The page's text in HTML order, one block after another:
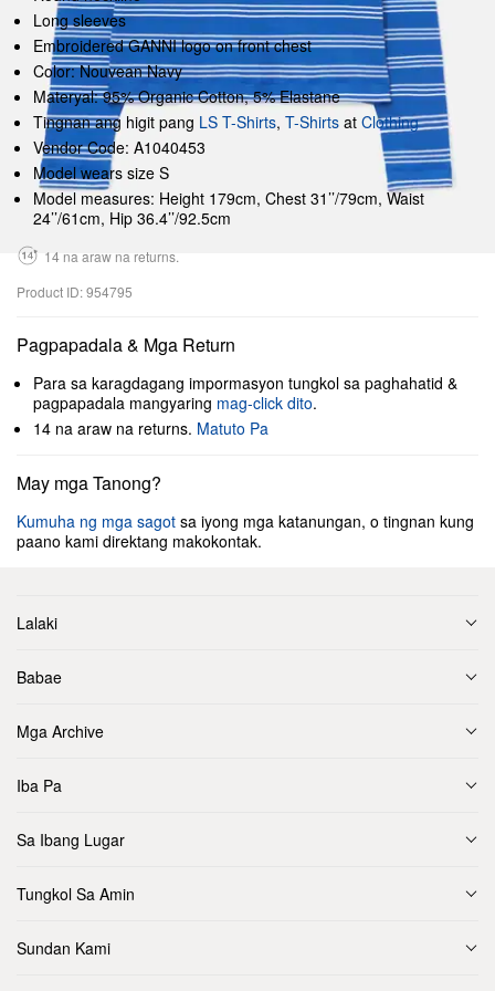
Long sleeves
Embroidered GANNI logo on front chest
Color: Nouvean Navy
Materyal: 95% Organic Cotton, 5% Elastane
Tingnan ang higit pang LS T-Shirts, T-Shirts at Clothing
Vendor Code: A1040453
Model wears size S
Model measures: Height 179cm, Chest 31’’/79cm, Waist
24’’/61cm, Hip 36.4’’/92.5cm
14 na araw na returns.
Product ID: 954795
Pagpapadala & Mga Return
Para sa karagdagang impormasyon tungkol sa paghahatid &
pagpapadala mangyaring mag-click dito.
14 na araw na returns. Matuto Pa
May mga Tanong?
Kumuha ng mga sagot sa iyong mga katanungan, o tingnan kung
paano kami direktang makokontak.
Lalaki
Babae
Mga Archive
Iba Pa
Sa Ibang Lugar
Tungkol Sa Amin
Sundan Kami